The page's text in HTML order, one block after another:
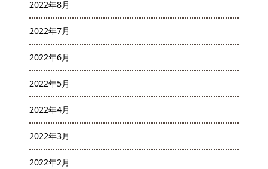
2022年8月
2022年7月
2022年6月
2022年5月
2022年4月
2022年3月
2022年2月